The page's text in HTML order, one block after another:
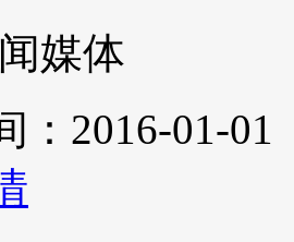
媒体
：2016-01-01